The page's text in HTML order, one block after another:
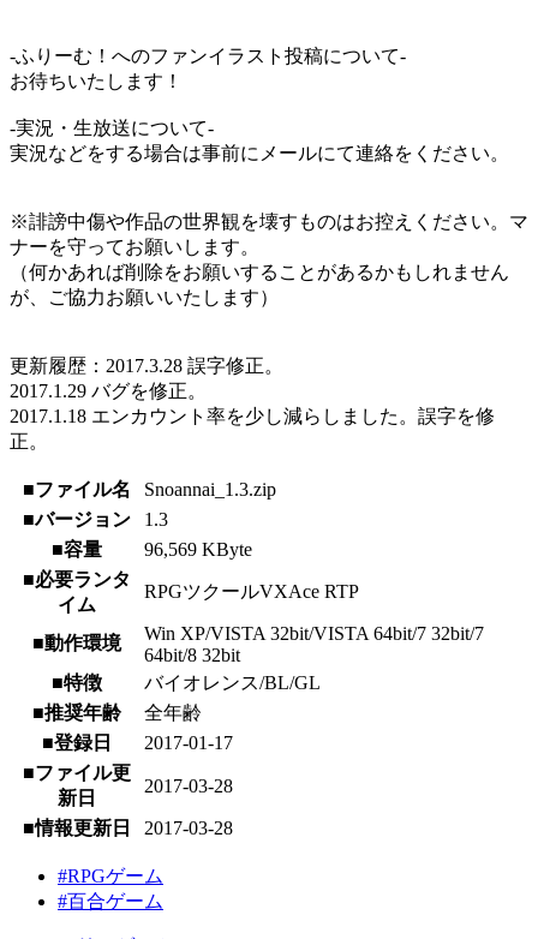
-ふりーむ！へのファンイラスト投稿について-
お待ちいたします！
-実況・生放送について-
実況などをする場合は事前にメールにて連絡をください。
※誹謗中傷や作品の世界観を壊すものはお控えください。マ
ナーを守ってお願いします。
（何かあれば削除をお願いすることがあるかもしれません
が、ご協力お願いいたします）
更新履歴：2017.3.28 誤字修正。
2017.1.29 バグを修正。
2017.1.18 エンカウント率を少し減らしました。誤字を修
正。
■ファイル名
Snoannai_1.3.zip
■バージョン
1.3
■容量
96,569 KByte
■必要ランタ
イム
RPGツクールVXAce RTP
■動作環境
Win XP/VISTA 32bit/VISTA 64bit/7 32bit/7
64bit/8 32bit
■特徴
バイオレンス/BL/GL
■推奨年齢
全年齢
■登録日
2017-01-17
■ファイル更
新日
2017-03-28
■情報更新日 2017-03-28
#RPGゲーム
#百合ゲーム